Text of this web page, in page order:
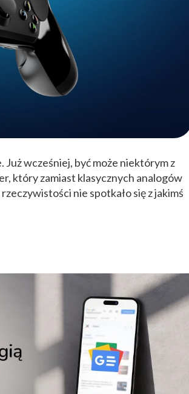
wcześniej, być może niektórym z
który zamiast klasycznych analogów
nie spotkało się z jakimś